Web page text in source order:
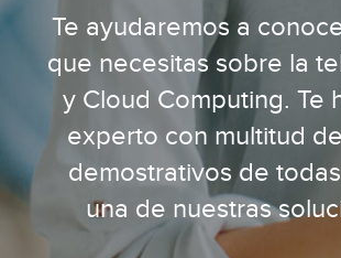
Te ayudaremos a
que necesitas sobre la
y Cloud Computing. Te
experto con multitud
demostrativos de
una de nuestras